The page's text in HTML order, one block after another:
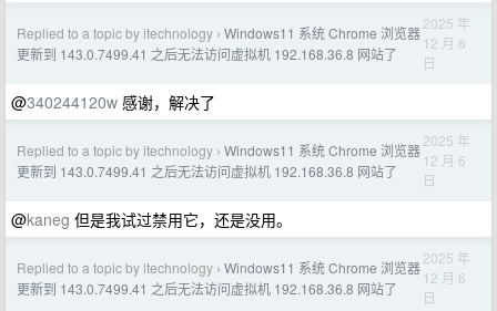
Replied to a topic by itechnology › Windows11 系统 Chrome 浏览器
更新到 143.0.7499.41 之后无法访问虚拟机 192.168.36.8 网站了
2025 年
12 月 6
日
@340244120w 感谢，解决了
Replied to a topic by itechnology › Windows11 系统 Chrome 浏览器
更新到 143.0.7499.41 之后无法访问虚拟机 192.168.36.8 网站了
2025 年
12 月 6
日
@kaneg 但是我试过禁用它，还是没用。
Replied to a topic by itechnology › Windows11 系统 Chrome 浏览器
更新到 143.0.7499.41 之后无法访问虚拟机 192.168.36.8 网站了
2025 年
12 月 6
日